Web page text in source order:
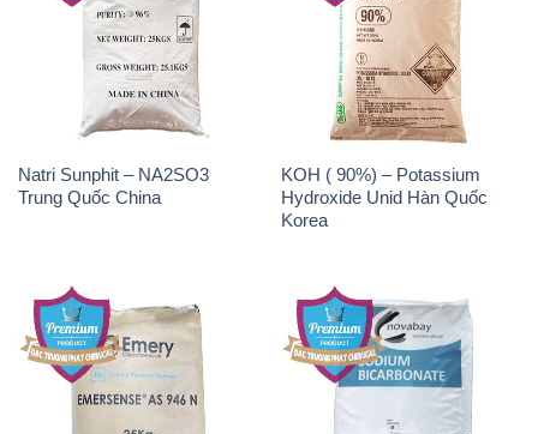
Natri Sunphit – NA2SO3
Trung Quốc China
KOH ( 90%) – Potassium
Hydroxide Unid Hàn Quốc
Korea